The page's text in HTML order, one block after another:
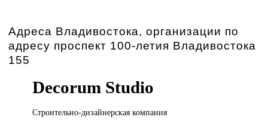
Адреса Владивостока, организации по
адресу проспект 100-летия Владивостока
155
Decorum Studio
Строительно-дизайнерская компания